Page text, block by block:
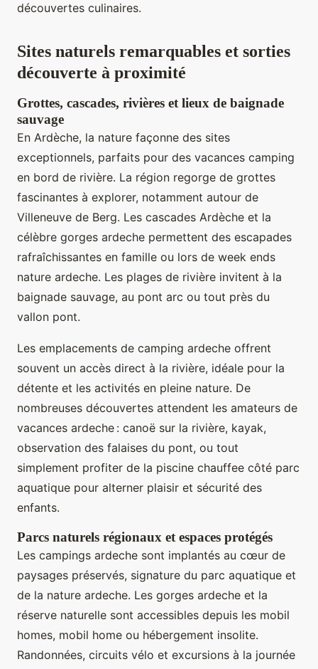
découvertes culinaires.
Sites naturels remarquables et sorties
découverte à proximité
Grottes, cascades, rivières et lieux de baignade
sauvage
En Ardèche, la nature façonne des sites
exceptionnels, parfaits pour des vacances camping
en bord de rivière. La région regorge de grottes
fascinantes à explorer, notamment autour de
Villeneuve de Berg. Les cascades Ardèche et la
célèbre gorges ardeche permettent des escapades
rafraîchissantes en famille ou lors de week ends
nature ardeche. Les plages de rivière invitent à la
baignade sauvage, au pont arc ou tout près du
vallon pont.
Les emplacements de camping ardeche offrent
souvent un accès direct à la rivière, idéale pour la
détente et les activités en pleine nature. De
nombreuses découvertes attendent les amateurs de
vacances ardeche : canoë sur la rivière, kayak,
observation des falaises du pont, ou tout
simplement profiter de la piscine chauffee côté parc
aquatique pour alterner plaisir et sécurité des
enfants.
Parcs naturels régionaux et espaces protégés
Les campings ardeche sont implantés au cœur de
paysages préservés, signature du parc aquatique et
de la nature ardeche. Les gorges ardeche et la
réserve naturelle sont accessibles depuis les mobil
homes, mobil home ou hébergement insolite.
Randonnées, circuits vélo et excursions à la journée